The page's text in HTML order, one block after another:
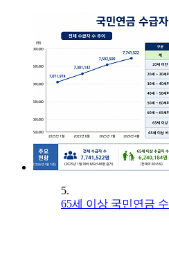
5.
65세 이상 국민연금